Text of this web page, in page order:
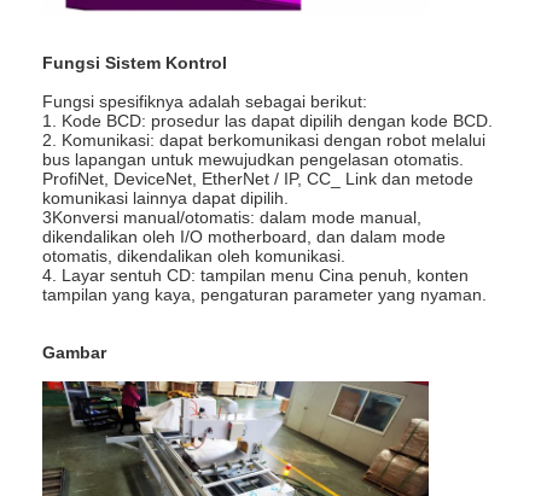
Fungsi Sistem Kontrol
Fungsi spesifiknya adalah sebagai berikut:
1. Kode BCD: prosedur las dapat dipilih dengan kode BCD.
2. Komunikasi: dapat berkomunikasi dengan robot melalui
bus lapangan untuk mewujudkan pengelasan otomatis.
ProfiNet, DeviceNet, EtherNet / IP, CC_ Link dan metode
komunikasi lainnya dapat dipilih.
3Konversi manual/otomatis: dalam mode manual,
dikendalikan oleh I/O motherboard, dan dalam mode
otomatis, dikendalikan oleh komunikasi.
4. Layar sentuh CD: tampilan menu Cina penuh, konten
tampilan yang kaya, pengaturan parameter yang nyaman.
Gambar